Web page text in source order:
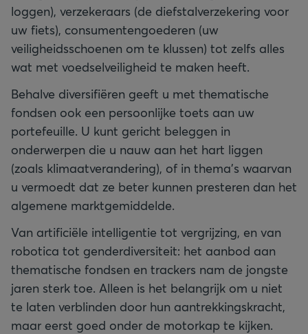
loggen), verzekeraars (de diefstalverzekering voor
uw fiets), consumentengoederen (uw
veiligheidsschoenen om te klussen) tot zelfs alles
wat met voedselveiligheid te maken heeft.
Behalve diversifiëren geeft u met thematische
fondsen ook een persoonlijke toets aan uw
portefeuille. U kunt gericht beleggen in
onderwerpen die u nauw aan het hart liggen
(zoals klimaatverandering), of in thema’s waarvan
u vermoedt dat ze beter kunnen presteren dan het
algemene marktgemiddelde.
Van artificiële intelligentie tot vergrijzing, en van
robotica tot genderdiversiteit: het aanbod aan
thematische fondsen en trackers nam de jongste
jaren sterk toe. Alleen is het belangrijk om u niet
te laten verblinden door hun aantrekkingskracht,
maar eerst goed onder de motorkap te kijken.